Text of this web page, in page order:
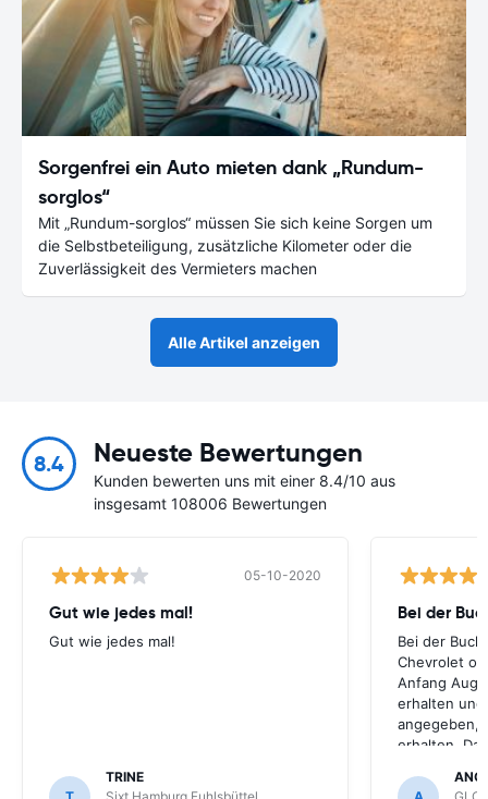
Sorgenfrei ein Auto mieten dank „Rundum-
sorglos“
Mit „Rundum-sorglos“ müssen Sie sich keine Sorgen um
die Selbstbeteiligung, zusätzliche Kilometer oder die
Zuverlässigkeit des Vermieters machen
Alle Artikel anzeigen
8.4 Neueste Bewertungen
Kunden bewerten uns mit einer 8.4/10 aus
insgesamt 108006 Bewertungen
05-10-2020
Gut wie jedes mal!
Gut wie jedes mal!
TRINE
Bei der
Bei der
Chevrolet
Anfang
erhalten
angegeben,
erhalten.
optimal,